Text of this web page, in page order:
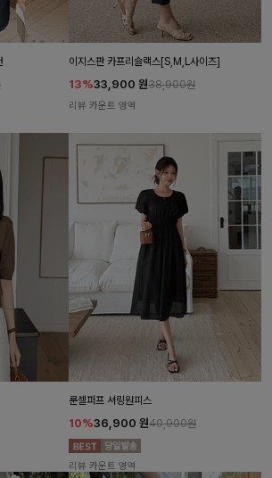
이지스판 카프리슬랙스[S,M,L사이즈]
13%33,900 원38,900원
리뷰 카운트 영역
룬셀퍼프 셔링원피스
10%36,900 원40,900원
리뷰 카운트 영역